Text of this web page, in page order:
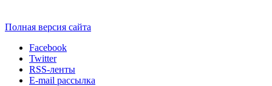
Полная версия сайта
Facebook
Twitter
RSS-ленты
E-mail рассылка